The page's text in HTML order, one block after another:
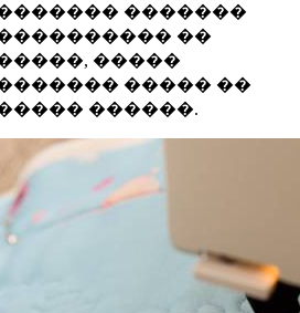
�������
��
�����
����� ��
������.